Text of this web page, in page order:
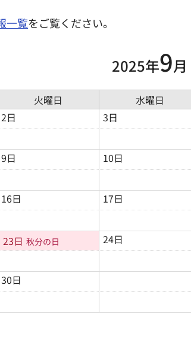
一覧をご覧ください。
2025年9月
火曜日 水曜日
2日 3日
9日 10日
16日 17日
23日 秋分の日 24日
30日